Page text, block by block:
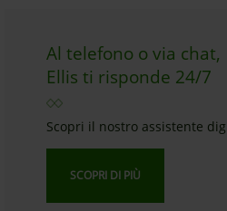
Al telefono o via chat,
Ellis ti risponde 24/7
Scopri il nostro assistente
SCOPRI DI PIÙ